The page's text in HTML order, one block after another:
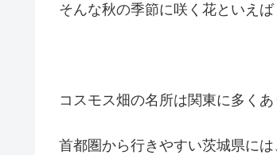
そんな秋の季節に咲く花といえば
コスモス畑の名所は関東に多くあ
首都圏から行きやすい茨城県に